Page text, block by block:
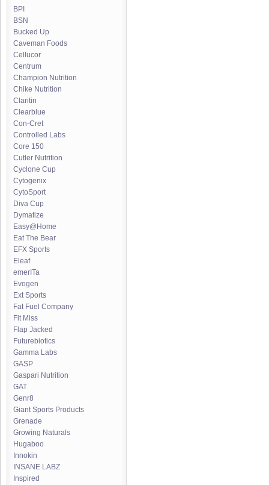
BPI
BSN
Bucked Up
Caveman Foods
Cellucor
Centrum
Champion Nutrition
Chike Nutrition
Claritin
Clearblue
Con-Cret
Controlled Labs
Core 150
Cutler Nutrition
Cyclone Cup
Cytogenix
CytoSport
Diva Cup
Dymatize
Easy@Home
Eat The Bear
EFX Sports
Eleaf
emerITa
Evogen
Ext Sports
Fat Fuel Company
Fit Miss
Flap Jacked
Futurebiotics
Gamma Labs
GASP
Gaspari Nutrition
GAT
Genr8
Giant Sports Products
Grenade
Growing Naturals
Hugaboo
Innokin
INSANE LABZ
Inspired